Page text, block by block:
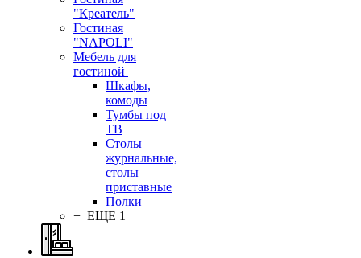
"Креатель"
Гостиная
"NAPOLI"
Мебель для
гостиной
Шкафы,
комоды
Тумбы под
ТВ
Столы
журнальные,
столы
приставные
Полки
+ ЕЩЕ 1